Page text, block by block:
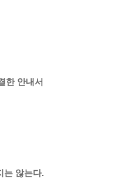
한 안내서
는 않는다.